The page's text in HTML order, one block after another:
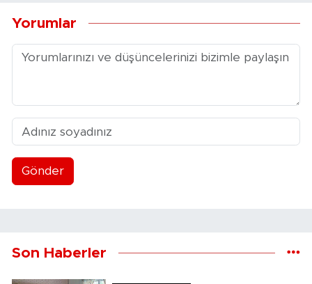
Yorumlar
Gönder
Son Haberler